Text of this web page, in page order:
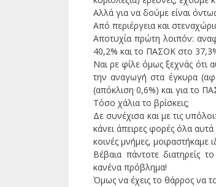
Αλλά για να δούμε είναι
Από περιέργεια και
Αποτυχία πρώτη λοιπόν:
40,2% και το ΠΑΣΟΚ στο
Ναι ρε φίλε όμως ξεχνάς ότι
την αναγωγή στα έγκυρα
(απόκλιση 0,6%) και για το
Τόσο χάλια το βρίσκεις;
Δε συνέχισα και με τις
κάνει άπειρες φορές όλα
κοινές μνήμες, μοιραστήκαμε
Βέβαια πάντοτε διατηρείς
κανένα πρόβλημα!
Όμως να έχεις το θάρρος να